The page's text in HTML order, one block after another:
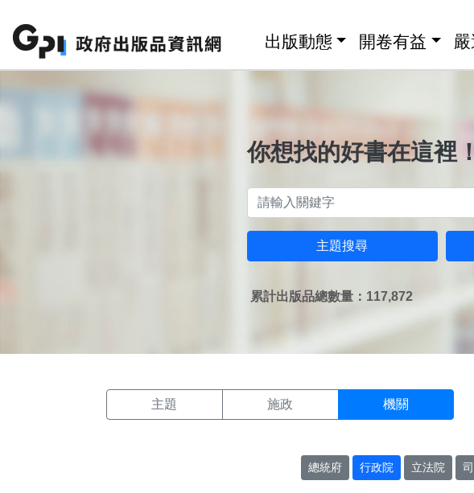
出版動態 開卷有益 嚴
你想找的好書在這裡！
主題搜尋
累計出版品總數量：117,872
主題 施政 機關
總統府 行政院 立法院